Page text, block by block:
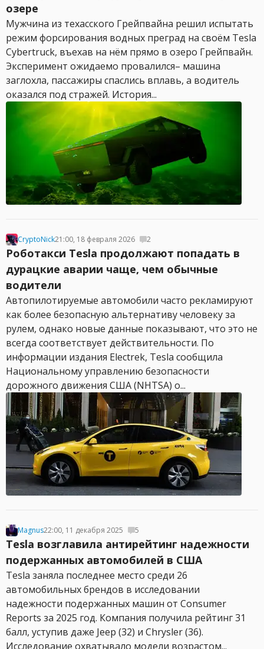
озере
Мужчина из техасского Грейпвайна решил испытать
режим форсирования водных преград на своём Tesla
Cybertruck, въехав на нём прямо в озеро Грейпвайн.
Эксперимент ожидаемо провалился– машина
заглохла, пассажиры спаслись вплавь, а водитель
оказался под стражей. История...
CryptoNick21:00, 18 февраля 2026 2
Роботакси Tesla продолжают попадать в
дурацкие аварии чаще, чем обычные
водители
Автопилотируемые автомобили часто рекламируют
как более безопасную альтернативу человеку за
рулем, однако новые данные показывают, что это не
всегда соответствует действительности. По
информации издания Electrek, Tesla сообщила
Национальному управлению безопасности
дорожного движения США (NHTSA) о...
Magnus22:00, 11 декабря 2025 5
Tesla возглавила антирейтинг надежности
подержанных автомобилей в США
Tesla заняла последнее место среди 26
автомобильных брендов в исследовании
надежности подержанных машин от Consumer
Reports за 2025 год. Компания получила рейтинг 31
балл, уступив даже Jeep (32) и Chrysler (36).
Исследование охватывало модели возрастом...